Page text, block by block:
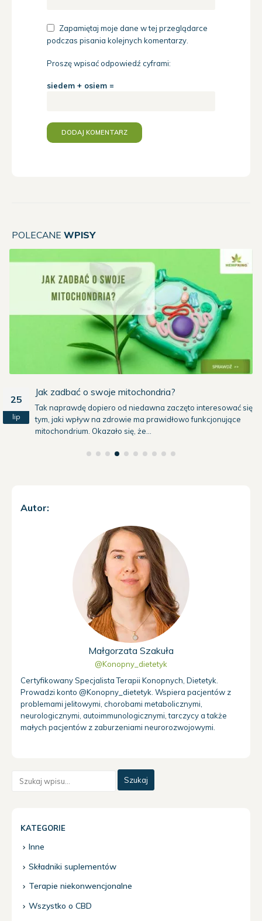
Zapamiętaj moje dane w tej przeglądarce
podczas pisania kolejnych komentarzy.
Proszę wpisać odpowiedź cyframi:
siedem + osiem =
POLECANE WPISY
25
lip
Jak zadbać o swoje mitochondria?
Tak naprawdę dopiero od niedawna zaczęto interesować się
tym, jaki wpływ na zdrowie ma prawidłowo funkcjonujące
mitochondrium. Okazało się, że...
Autor:
Małgorzata Szakuła
@Konopny_dietetyk
Certyfikowany Specjalista Terapii Konopnych, Dietetyk.
Prowadzi konto @Konopny_dietetyk. Wspiera pacjentów z
problemami jelitowymi, chorobami metabolicznymi,
neurologicznymi, autoimmunologicznymi, tarczycy a także
małych pacjentów z zaburzeniami neurorozwojowymi.
KATEGORIE
Inne
Składniki suplementów
Terapie niekonwencjonalne
Wszystko o CBD